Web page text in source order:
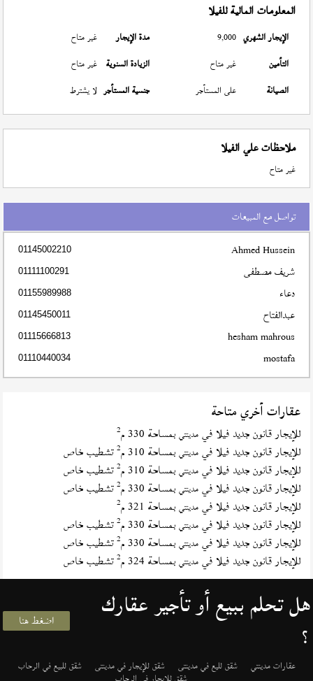
المعلومات المالية للفيلا
الإيجار الشهري 9,000 مدة الإيجار
غير متاح
التأمين
غير متاح الزيادة السنوية غير متاح
الصيانة
على المستأجر جنسية المستأجر لا يشترط
ملاحظات علي الفيلا
غير متاح
تواصل مع المبيعات
Ahmed Hussein
01145002210
شريف مصطفى 01111100291
دعاء 01155989988
عبدالفتاح 01145450011
hesham mahrous
01115666813
mostafa
01110440034
عقارات أخري متاحة
للإيجار قانون جديد فيلا فيمدينتي بمساحة 330 م 2
للإيجار قانون جديد فيلا فيمدينتي بمساحة 310 م 2تشطيب خاص
للإيجار قانون جديد فيلا فيمدينتي بمساحة 310 م 2تشطيب خاص
للإيجار قانون جديد فيلا فيمدينتي بمساحة 330 م 2تشطيب خاص
للإيجار قانون جديد فيلا فيمدينتي بمساحة 321 م 2
للإيجار قانون جديد فيلا فيمدينتي بمساحة 330 م 2تشطيب خاص
للإيجار قانون جديد فيلا فيمدينتي بمساحة 330 م 2تشطيب خاص
للإيجار قانون جديد فيلا فيمدينتي بمساحة 324 م 2تشطيب خاص
هل تحلم ببيع أو تأجير عقارك
؟ اضغط هنا
عقارات مدينتي شقق لليع في مدينتى شقق للإيجار في مدينتى شقق للبيع في الرحاب